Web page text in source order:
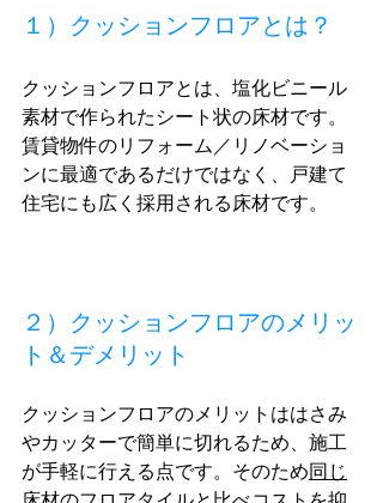
１）クッションフロアとは？
クッションフロアとは、塩化ビニール
素材で作られたシート状の床材です。
賃貸物件のリフォーム／リノベーショ
ンに最適であるだけではなく、戸建て
住宅にも広く採用される床材です。
２）クッションフロアのメリッ
ト＆デメリット
クッションフロアのメリットははさみ
やカッターで簡単に切れるため、施工
が手軽に行える点です。そのため同じ